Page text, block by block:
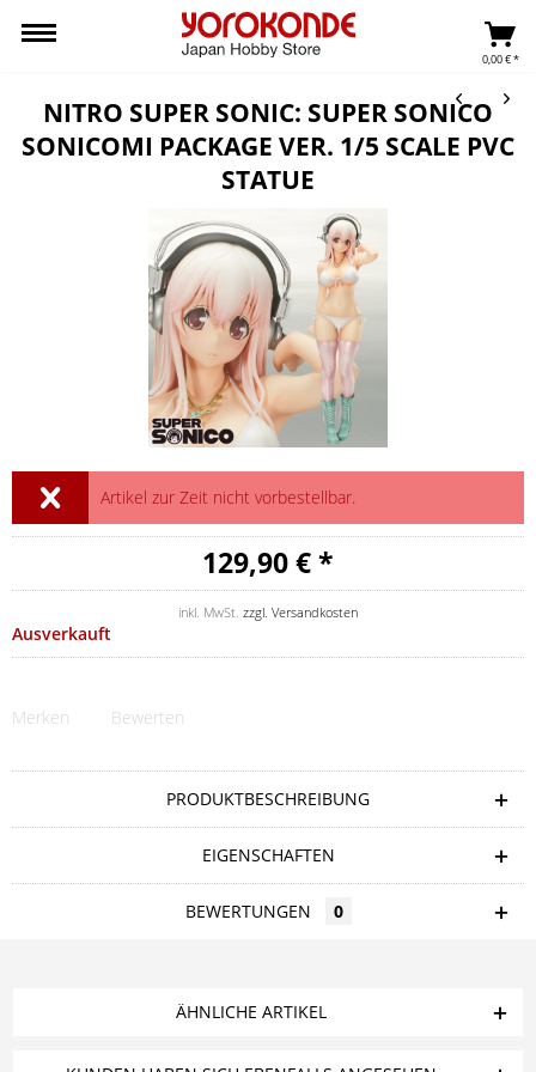
0,00 € *
NITRO SUPER SONIC: SUPER SONICO
SONICOMI PACKAGE VER. 1/5 SCALE PVC
STATUE
Artikel zur Zeit nicht vorbestellbar.
129,90 € *
inkl. MwSt. zzgl. Versandkosten
Ausverkauft
Merken Bewerten
PRODUKTBESCHREIBUNG
EIGENSCHAFTEN
BEWERTUNGEN 0
ÄHNLICHE ARTIKEL